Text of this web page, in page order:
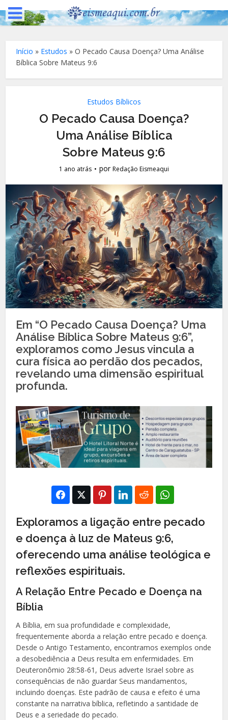
Início » Estudos »O Pecado Causa Doença? Uma Análise
Bíblica Sobre Mateus 9:6
Estudos Bíblicos
O Pecado Causa Doença?
Uma Análise Bíblica
Sobre Mateus 9:6
1 ano atrás porRedação Eismeaqui
Em “O Pecado Causa Doença? Uma
Análise Bíblica Sobre Mateus 9:6”,
exploramos como Jesus vincula a
cura física ao perdão dos pecados,
revelando uma dimensão espiritual
profunda.
Exploramos a ligação entre pecado
e doença à luz de Mateus 9:6,
oferecendo uma análise teológica e
reflexões espirituais.
A Relação Entre Pecado e Doença na
Bíblia
A Bíblia, em sua profundidade e complexidade,
frequentemente aborda a relação entre pecado e doença.
Desde o Antigo Testamento, encontramos exemplos onde
a desobediência a Deus resulta em enfermidades. Em
Deuteronômio 28:58-61, Deus adverte Israel sobre as
consequências de não guardar Seus mandamentos,
incluindo doenças. Este padrão de causa e efeito é uma
constante na narrativa bíblica, refletindo a santidade de
Deus e a seriedade do pecado.